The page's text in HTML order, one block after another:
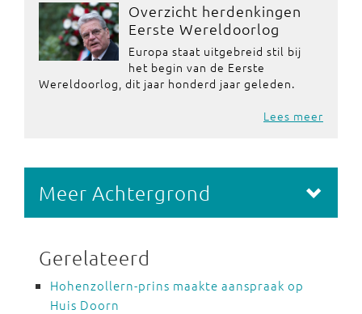
Overzicht herdenkingen
Eerste Wereldoorlog
Europa staat uitgebreid stil bij
het begin van de Eerste
Wereldoorlog, dit jaar honderd jaar geleden.
Lees meer
Meer Achtergrond
Gerelateerd
Hohenzollern-prins maakte aanspraak op
Huis Doorn